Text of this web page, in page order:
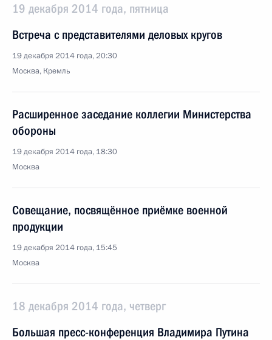
19 декабря 2014 года, пятница
Встреча с представителями деловых кругов
19 декабря 2014 года, 20:30
Москва, Кремль
Расширенное заседание коллегии Министерства
обороны
19 декабря 2014 года, 18:30
Москва
Совещание, посвящённое приёмке военной
продукции
19 декабря 2014 года, 15:45
Москва
18 декабря 2014 года, четверг
Большая пресс-конференция Владимира Путина